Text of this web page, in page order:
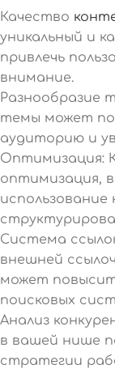
Качество
уникальный и
привлечь
внимание.
Разнообразие
темы может
аудиторию и
Оптимизация:
оптимизация,
Система
внешней
может
поисковых
Анализ
в вашей нише
стратегии